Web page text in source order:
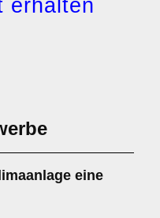
erhalten
eine